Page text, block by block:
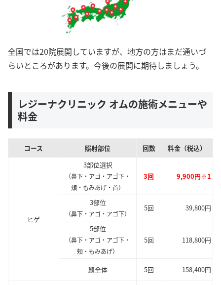
全国では20院展開していますが、地方の方はまだ通いづ
らいところがあります。今後の展開に期待しましょう。
レジーナクリニック オムの施術メニューや
料金
コース 照射部位 回数 料金（税込）
ヒゲ
3部位選択
（鼻下・アゴ・アゴ下・
頬・もみあげ・首）
3回 9,900円※1
3部位
（鼻下・アゴ・アゴ下）
5回 39,800円
5部位
（鼻下・アゴ・アゴ下・
頬・もみあげ）
5回 118,800円
顔全体 5回 158,400円